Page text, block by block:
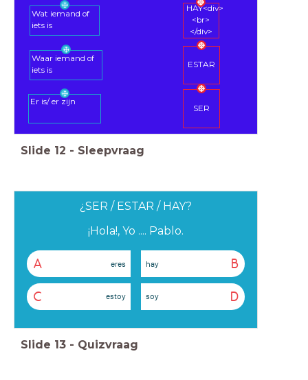
HAY<div>
<br>
</div>
ESTAR
SER
Wat iemand of
iets is
Waar iemand of
iets is
Er is/ er zijn
Slide 12 - Sleepvraag
¿SER / ESTAR / HAY?
¡Hola!, Yo .... Pablo.
A eres B
hay
C estoy D
soy
Slide 13 - Quizvraag